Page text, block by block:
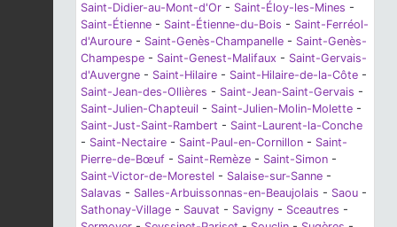
Saint-Didier-au-Mont-d'Or - Saint-Éloy-les-Mines -
Saint-Étienne - Saint-Étienne-du-Bois - Saint-Ferréol-
d'Auroure - Saint-Genès-Champanelle - Saint-Genès-
Champespe - Saint-Genest-Malifaux - Saint-Gervais-
d'Auvergne - Saint-Hilaire - Saint-Hilaire-de-la-Côte -
Saint-Jean-des-Ollières - Saint-Jean-Saint-Gervais -
Saint-Julien-Chapteuil - Saint-Julien-Molin-Molette -
Saint-Just-Saint-Rambert - Saint-Laurent-la-Conche
- Saint-Nectaire - Saint-Paul-en-Cornillon - Saint-
Pierre-de-Bœuf - Saint-Remèze - Saint-Simon -
Saint-Victor-de-Morestel - Salaise-sur-Sanne -
Salavas - Salles-Arbuissonnas-en-Beaujolais - Saou -
Sathonay-Village - Sauvat - Savigny - Sceautres -